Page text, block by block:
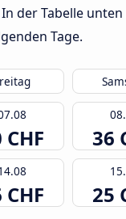
der Tabelle
Tage.
CHF 36
CHF 25